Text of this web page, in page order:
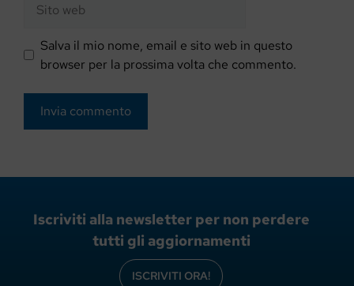
web
Salva il mio nome, email e sito web in questo
browser per la prossima volta che commento.
Iscriviti alla newsletter per non perdere
tutti gli aggiornamenti
ISCRIVITI ORA!